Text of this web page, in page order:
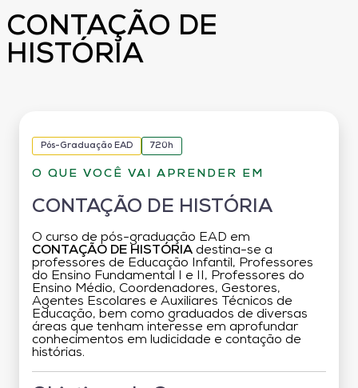
CONTAÇÃO DE
HISTÓRIA
Pós-Graduação EAD 720h
O QUE VOCÊ VAI APRENDER EM
CONTAÇÃO DE HISTÓRIA
O curso de pós-graduação EAD em
CONTAÇÃO DE HISTÓRIA destina-se a
professores de Educação Infantil, Professores
do Ensino Fundamental I e II, Professores do
Ensino Médio, Coordenadores, Gestores,
Agentes Escolares e Auxiliares Técnicos de
Educação, bem como graduados de diversas
áreas que tenham interesse em aprofundar
conhecimentos em ludicidade e contação de
histórias.